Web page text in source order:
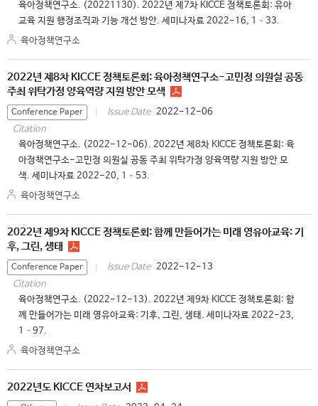
육아정책연구소. (20221130). 2022년 제7차 KICCE 정책토론회: 유아
교육 지원 행정조직과 기능 개선 방안. 세미나자료 2022-16, 1–33.
육아정책연구소
2022년 제8차 KICCE 정책토론회: 육아정책연구소-고민정 의원실 공동
주최 위탁가정 양육역량 지원 방안 모색
Conference Paper Issue Date 2022-12-06
Citation
육아정책연구소. (2022-12-06). 2022년 제8차 KICCE 정책토론회: 육
아정책연구소-고민정 의원실 공동 주최 위탁가정 양육역량 지원 방안 모
색. 세미나자료 2022-20, 1–53.
육아정책연구소
2022년 제9차 KICCE 정책토론회: 함께 만들어가는 미래 영유아교육: 기
후, 그린, 생태
Conference Paper Issue Date 2022-12-13
Citation
육아정책연구소. (2022-12-13). 2022년 제9차 KICCE 정책토론회: 함
께 만들어가는 미래 영유아교육: 기후, 그린, 생태. 세미나자료 2022-23,
1–97.
육아정책연구소
2022년도 KICCE 연차보고서